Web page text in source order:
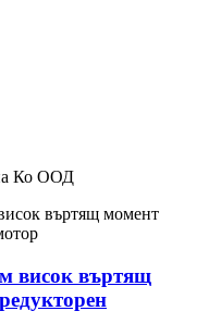
Ко ООД
висок въртящ